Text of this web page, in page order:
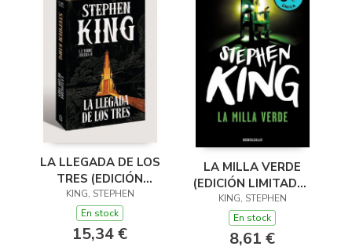
LA LLEGADA DE LOS
TRES (EDICIÓN
CANTOS TINTADOS)
(LA TORRE OSCURA
2)
KING, STEPHEN
En stock
15,34 €
LA MILLA VERDE
(EDICIÓN LIMITADA ·
VERANO)
KING, STEPHEN
En stock
8,61 €